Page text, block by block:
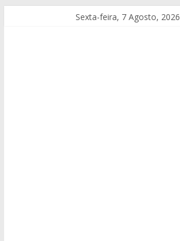
Sexta-feira, 7 Agosto, 2026